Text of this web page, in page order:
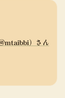
）さん